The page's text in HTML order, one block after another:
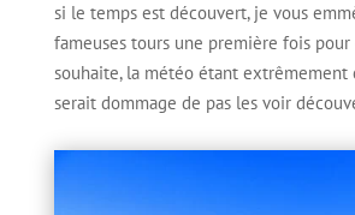
si le temps est découvert, je vous
fameuses tours une première fois
souhaite, la météo étant extrêmement
serait dommage de pas les voir